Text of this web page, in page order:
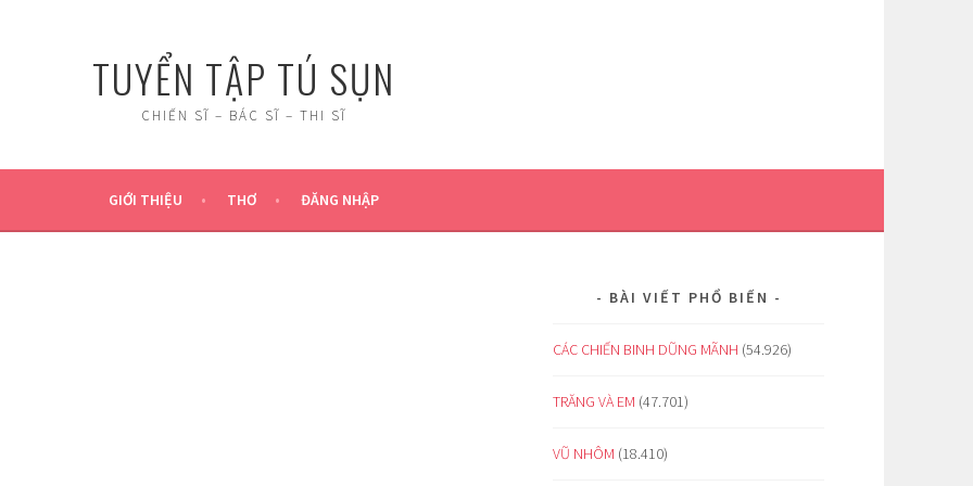
TUYỂN TẬP TÚ SỤN
CHIẾN SĨ – BÁC SĨ – THI SĨ
GIỚI THIỆU THƠ ĐĂNG NHẬP
BÀI VIẾT PHỔ BIẾN
CÁC CHIẾN BINH DŨNG MÃNH (54.926)
TRĂNG VÀ EM (47.701)
VŨ NHÔM (18.410)